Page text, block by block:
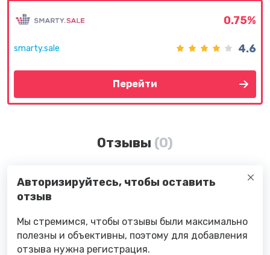
smarty.sale
0.75%
4.6
Перейти
Отзывы (0)
Авторизируйтесь, чтобы оставить
отзыв
Мы стремимся, чтобы отзывы были максимально
полезны и объективны, поэтому для добавления
отзыва нужна регистрация.